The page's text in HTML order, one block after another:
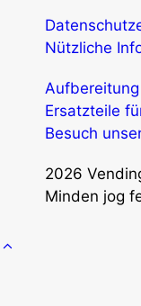
Nützliche
Ersatzteile
Besuch
2026
Minden jog